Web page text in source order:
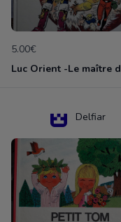
5.00€
Delfiar